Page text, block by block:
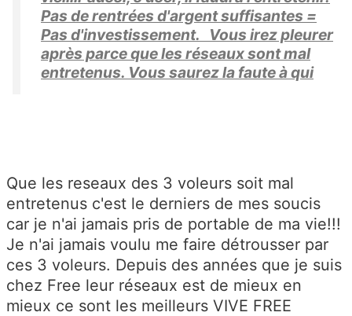
Pas de rentrées d'argent suffisantes =
Pas d'investissement. Vous irez pleurer
après parce que les réseaux sont mal
entretenus. Vous saurez la faute à qui
Que les reseaux des 3 voleurs soit mal
entretenus c'est le derniers de mes soucis
car je n'ai jamais pris de portable de ma vie!!!
Je n'ai jamais voulu me faire détrousser par
ces 3 voleurs. Depuis des années que je suis
chez Free leur réseaux est de mieux en
mieux ce sont les meilleurs VIVE FREE